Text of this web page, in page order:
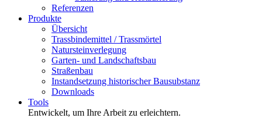
Referenzen
Produkte
Übersicht
Trassbindemittel / Trassmörtel
Natursteinverlegung
Garten- und Landschaftsbau
Straßenbau
Instandsetzung historischer Bausubstanz
Downloads
Tools
Entwickelt, um Ihre Arbeit zu erleichtern.